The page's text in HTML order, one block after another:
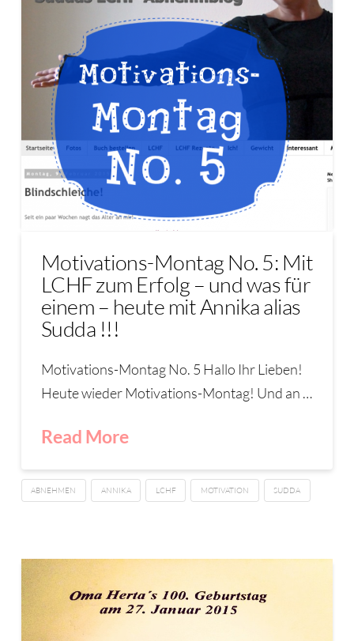
Motivations-Montag No. 5: Mit
LCHF zum Erfolg – und was für
einem – heute mit Annika alias
Sudda !!!
Motivations-Montag No. 5 Hallo Ihr Lieben!
Heute wieder Motivations-Montag! Und an …
Read More
ABNEHMEN ANNIKA LCHF MOTIVATION SUDDA